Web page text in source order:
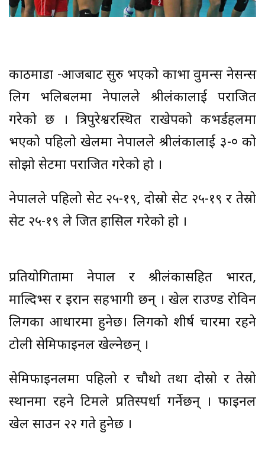
काठमाडौँ -आजबाट सुरु भएको काभा वुमन्स नेसन्स
लिग भलिबलमा नेपालले श्रीलंकालाई पराजित
गरेको छ । त्रिपुरेश्वरस्थित राखेपको कभर्डहलमा
भएको पहिलो खेलमा नेपालले श्रीलंकालाई ३-० को
सोझो सेटमा पराजित गरेको हो ।
नेपालले पहिलो सेट २५-१९, दोस्रो सेट २५-१९ र तेस्रो
सेट २५-१९ ले जित हासिल गरेको हो ।
प्रतियोगितामा नेपाल र श्रीलंकासहित भारत,
माल्दिभ्स र इरान सहभागी छन् । खेल राउण्ड रोविन
लिगका आधारमा हुनेछ। लिगको शीर्ष चारमा रहने
टोली सेमिफाइनल खेल्नेछन् ।
सेमिफाइनलमा पहिलो र चौथो तथा दोस्रो र तेस्रो
स्थानमा रहने टिमले प्रतिस्पर्धा गर्नेछन् । फाइनल
खेल साउन २२ गते हुनेछ ।